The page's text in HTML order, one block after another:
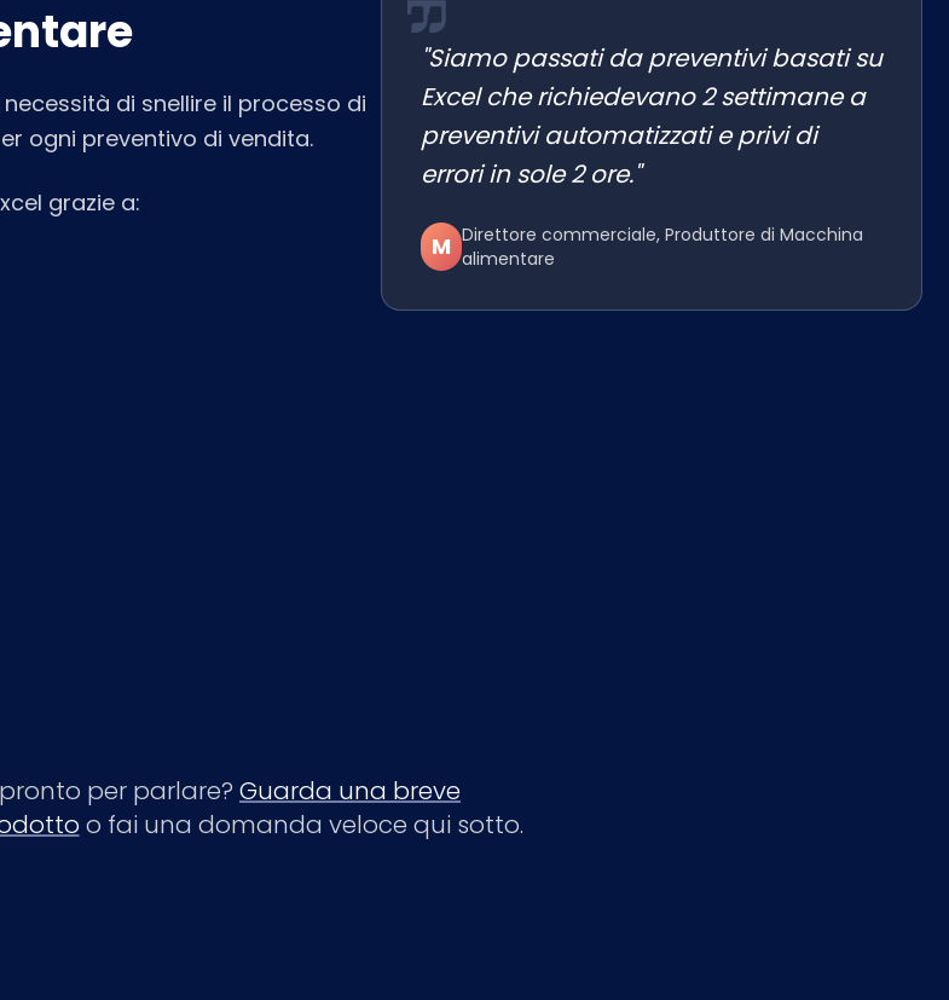
di snellire il processo di
ogni preventivo di vendita.
grazie a:
"Siamo passati da preventivi basati su
Excel che richiedevano 2 settimane a
preventivi automatizzati e privi di
errori in sole 2 ore."
M Direttore commerciale, Produttore di Macchina
alimentare
per parlare? Guarda una breve
o fai una domanda veloce qui sotto.